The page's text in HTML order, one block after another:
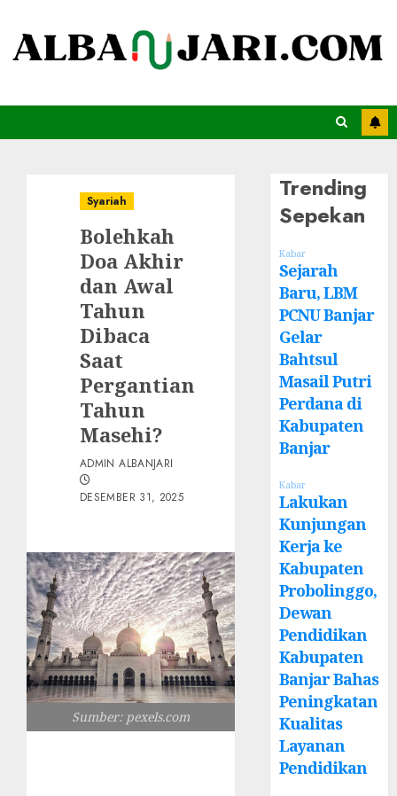
Syariah
Bolehkah
Doa Akhir
dan Awal
Tahun
Dibaca
Saat
Pergantian
Tahun
Masehi?
ADMIN ALBANJARI
DESEMBER 31, 2025
Sumber: pexels.com
Trending
Sepekan
Kabar
Sejarah
Baru, LBM
PCNU Banjar
Gelar
Bahtsul
Masail Putri
Perdana di
Kabupaten
Banjar
Kabar
Lakukan
Kunjungan
Kerja ke
Kabupaten
Probolinggo,
Dewan
Pendidikan
Kabupaten
Banjar Bahas
Peningkatan
Kualitas
Layanan
Pendidikan